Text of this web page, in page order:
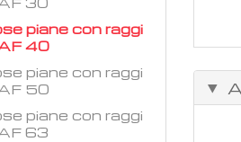
piane con raggi
40
piane con raggi
50
piane con raggi
63